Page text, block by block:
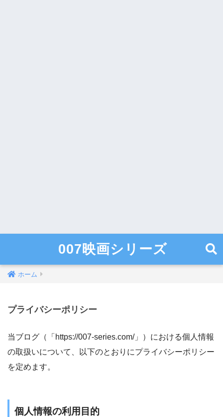
007映画シリーズ
ホーム
プライバシーポリシー
当ブログ（「https://007-series.com/」）における個人情報
の取扱いについて、以下のとおりにプライバシーポリシー
を定めます。
個人情報の利用目的